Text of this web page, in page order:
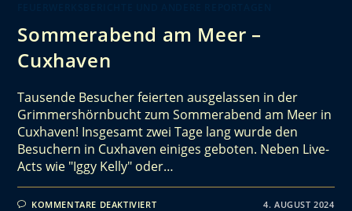
Sommerabend am Meer –
Cuxhaven
Tausende Besucher feierten ausgelassen in der
Grimmershörnbucht zum Sommerabend am Meer in
Cuxhaven! Insgesamt zwei Tage lang wurde den
Besuchern in Cuxhaven einiges geboten. Neben Live-
Acts wie "Iggy Kelly" oder…
KOMMENTARE DEAKTIVIERT 4. AUGUST 2024